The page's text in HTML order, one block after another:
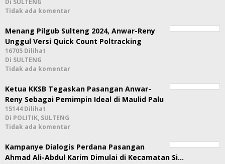
Di SULTENG
Tidak ada komentar
Menang Pilgub Sulteng 2024, Anwar-Reny
Unggul Versi Quick Count Poltracking
16705 Dilihat
Di SULTENG
Tidak ada komentar
Ketua KKSB Tegaskan Pasangan Anwar-
Reny Sebagai Pemimpin Ideal di Maulid Palu
15144 Dilihat
Di POLITIK, SULTENG
Tidak ada komentar
Kampanye Dialogis Perdana Pasangan
Ahmad Ali-Abdul Karim Dimulai di Kecamatan Si…